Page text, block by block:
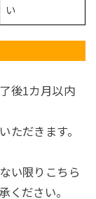
い
後1カ月以内
ただきます。
い限りこちら
ください。